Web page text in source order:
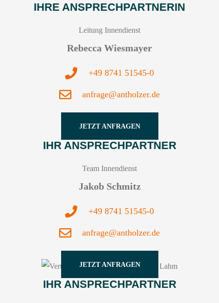
IHRE ANSPRECHPARTNERIN
Leitung Innendienst
Rebecca Wiesmayer
+49 8741 51545-0
anfrage@antholzer.de
JETZT ANFRAGEN
IHR ANSPRECHPARTNER
Team Innendienst
Jakob Schmitz
+49 8741 51545-0
anfrage@antholzer.de
JETZT ANFRAGEN
IHR ANSPRECHPARTNER